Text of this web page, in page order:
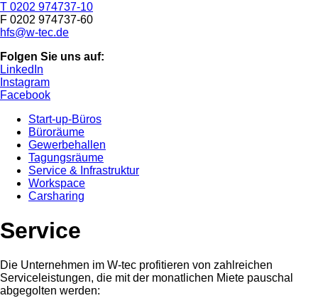
T 0202 974737-10
F 0202 974737-60
hfs@w-tec.de
Folgen Sie uns auf:
LinkedIn
Instagram
Facebook
Start-up-Büros
Büroräume
Gewerbehallen
Tagungsräume
Service & Infrastruktur
Workspace
Carsharing
Service
Die Unternehmen im W-tec profitieren von zahlreichen
Serviceleistungen, die mit der monatlichen Miete pauschal
abgegolten werden: